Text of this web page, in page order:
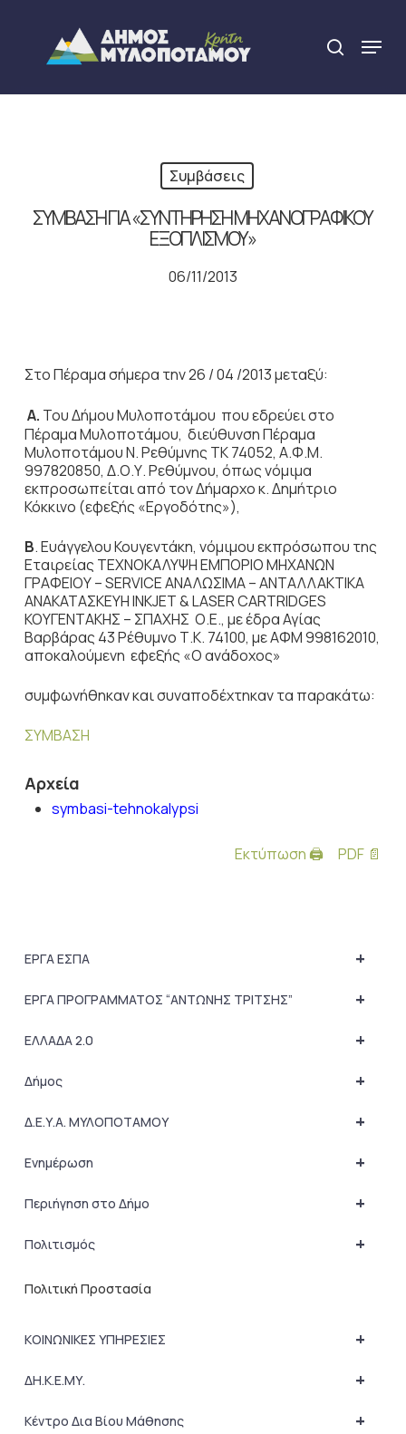
content
search
Menu
Συμβάσεις
ΣΥΜΒΑΣΗ ΓΙΑ «ΣΥΝΤΗΡΗΣΗ ΜΗΧΑΝΟΓΡΑΦΙΚΟΥ
ΕΞΟΠΛΙΣΜΟΥ»
06/11/2013
Στο Πέραμα σήμερα την 26 / 04 /2013 μεταξύ:
Α. Του Δήμου Μυλοποτάμου πουεδρεύει στο
Πέραμα Μυλοποτάμου, διεύθυνση Πέραμα
Μυλοποτάμου Ν. Ρεθύμνης ΤΚ 74052, Α.Φ.Μ.
997820850, Δ.Ο.Υ. Ρεθύμνου, όπως νόμιμα
εκπροσωπείται από τον Δήμαρχο κ. Δημήτριο
Κόκκινο (εφεξής «Εργοδότης»),
Β. Ευάγγελου Κουγεντάκη, νόμιμου εκπρόσωπου της
Εταιρείας ΤΕΧΝΟΚΑΛΥΨΗ ΕΜΠΟΡΙΟ ΜΗΧΑΝΩΝ
ΓΡΑΦΕΙΟΥ – SERVICE ΑΝΑΛΩΣΙΜΑ – ΑΝΤΑΛΛΑΚΤΙΚΑ
ΑΝΑΚΑΤΑΣΚΕΥΗ INKJET & LASER CARTRIDGES
ΚΟΥΓΕΝΤΑΚΗΣ – ΣΠΑΧΗΣ Ο.Ε., με έδρα Αγίας
Βαρβάρας 43 Ρέθυμνο Τ.Κ. 74100, με ΑΦΜ 998162010,
αποκαλούμενη εφεξής «Ο ανάδοχος»
συμφωνήθηκαν και συναποδέχτηκαν τα παρακάτω:
ΣΥΜΒΑΣΗ
Αρχεία
symbasi-tehnokalypsi
Εκτύπωση 🖨 PDF 📄
+
ΕΡΓΑ ΕΣΠΑ
+
ΕΡΓΑ ΠΡΟΓΡΑΜΜΑΤΟΣ “ΑΝΤΩΝΗΣ ΤΡΙΤΣΗΣ”
+
ΕΛΛΑΔΑ 2.0
+
Δήμος
+
Δ.Ε.Υ.Α. ΜΥΛΟΠΟΤΑΜΟΥ
+
Ενημέρωση
+
Περιήγηση στο Δήμο
+
Πολιτισμός
Πολιτική Προστασία
+
ΚΟΙΝΩΝΙΚΕΣ ΥΠΗΡΕΣΙΕΣ
+
ΔΗ.Κ.Ε.ΜΥ.
+
Κέντρο Δια Βίου Μάθησης
Close